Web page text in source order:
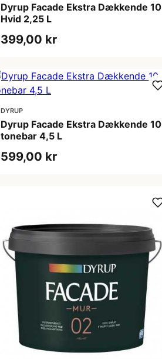
Dyrup Facade Ekstra Dækkende 10
Hvid 2,25 L
399,00 kr
DYRUP
Dyrup Facade Ekstra Dækkende 10
tonebar 4,5 L
599,00 kr